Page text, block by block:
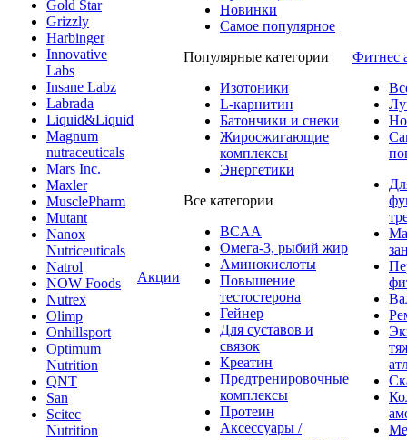
Gold Star
Grizzly
Harbinger
Innovative
Labs
Insane Labz
Labrada
Liquid&Liquid
Magnum
nutraceuticals
Mars Inc.
Maxler
MusclePharm
Mutant
Nanox
Nutriceuticals
Natrol
NOW Foods
Nutrex
Olimp
Onhillsport
Optimum
Nutrition
QNT
San
Scitec
Nutrition
Акции
Новинки
Самое популярное
Популярные категории
Изотоники
L-карнитин
Батончики и снеки
Жиросжигающие
комплексы
Энергетики
Все категории
BCAA
Омега-3, рыбий жир
Аминокислоты
Повышение
тестостерона
Гейнер
Для суставов и
связок
Креатин
Предтренировочные
комплексы
Протеин
Аксессуары /
Фитнес